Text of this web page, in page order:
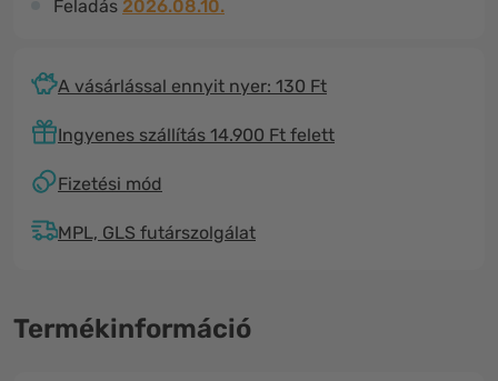
Feladás 2026.08.10.
A vásárlással ennyit nyer: 130 Ft
Ingyenes szállítás 14.900 Ft felett
Fizetési mód
MPL, GLS futárszolgálat
Termékinformáció